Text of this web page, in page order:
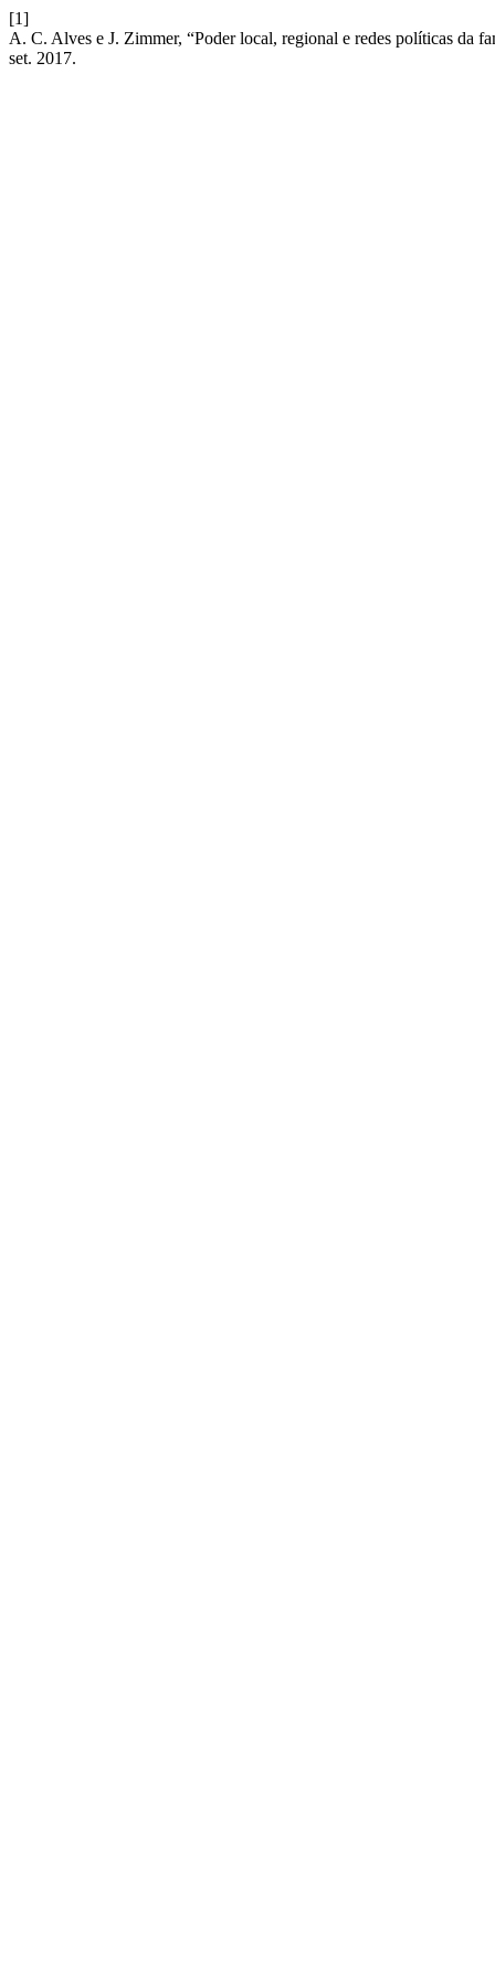
[1]
A. C. Alves e J. Zimmer, “Poder local, regional e redes políticas da
set. 2017.